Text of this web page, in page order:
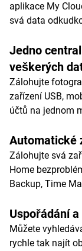
aplikace My
svá data
Jedno
veškerých
Zálohujte
zařízení USB,
účtů na jednom
Automatické
Zálohujte svá
Home
Backup, Time
Uspořádání
Můžete
rychle tak najít